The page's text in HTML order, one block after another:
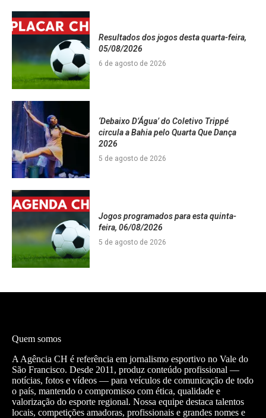
Resultados dos jogos desta quarta-feira,
05/08/2026
6 de agosto de 2026
‘Debaixo D’Água’ do Coletivo Trippé
circula a Bahia pelo Quarta Que Dança
2026
5 de agosto de 2026
Jogos programados para esta quinta-
feira, 06/08/2026
5 de agosto de 2026
Quem somos
A Agência CH é referência em jornalismo esportivo no Vale do
São Francisco. Desde 2011, produz conteúdo profissional —
notícias, fotos e vídeos — para veículos de comunicação de todo
o país, mantendo o compromisso com ética, qualidade e
valorização do esporte regional. Nossa equipe destaca talentos
locais, competições amadoras, profissionais e grandes nomes e